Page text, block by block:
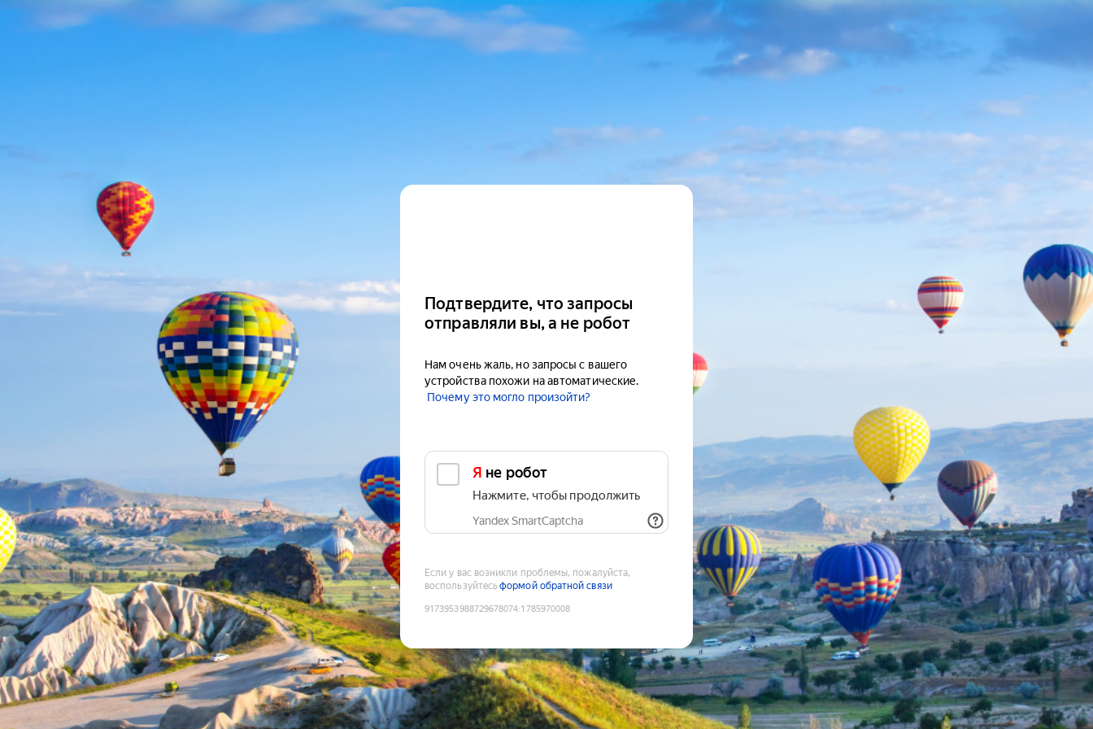
Подтвердите, что запросы
отправляли вы, а не робот
Нам очень жаль, но запросы с вашего
устройства похожи на автоматические.
Почему это могло произойти?
Я не робот
Нажмите, чтобы продолжить
Yandex SmartCaptcha
Если у вас возникли проблемы, пожалуйста,
воспользуйтесьформой обратной связи
9173953988729678074:1785970008